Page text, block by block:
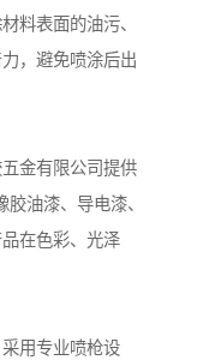
料表面的油污、
，避免喷涂后出
金有限公司提供
油漆、导电漆、
在色彩、光泽
用专业喷枪设